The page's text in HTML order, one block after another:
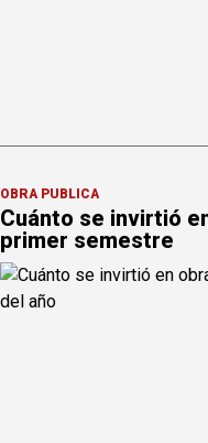
OBRA PÚBLICA
Cuánto se invirtió
primer semestre